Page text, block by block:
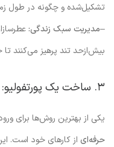
تشکیل‌شده و چگونه در طول
–مدیریت سبک زندگی:
بیش‌ازحد تند پرهیز می‌کنند
۳. ساخت یک پورتفولیو: نمایش خلاقیت و مهارت‌های شما
یکی از بهترین روش‌ها برای
حرفه‌ای از کارهای خود است.